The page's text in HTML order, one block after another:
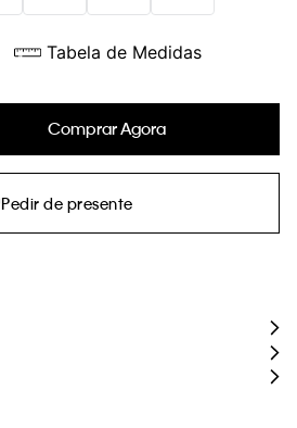
Tabela de Medidas
Comprar Agora
Pedir de presente